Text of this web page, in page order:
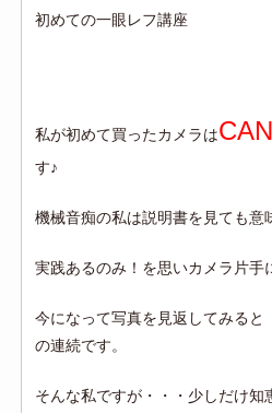
初めての一眼レフ講座
私が初めて買ったカメラは
す♪
機械音痴の私は説明書を見ても意
実践あるのみ！を思いカメラ片手
今になって写真を見返してみると
の連続です。
そんな私ですが・・・少しだけ知